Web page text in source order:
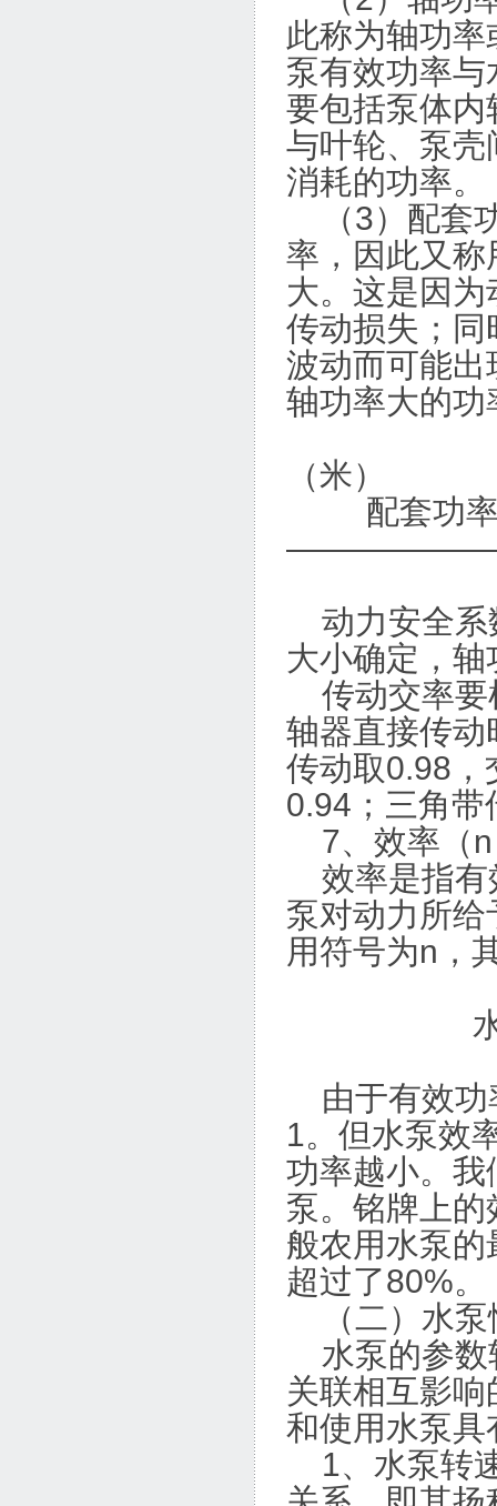
此称为轴功
泵有效功率
要包括泵体
与叶轮、泵
消耗的功率。
（3）配套
率，因此又
大。这是因
传动损失；
波动而可能
轴功率大的
（米）
配套功率
动力安全系
大小确定，
传动交率要
轴器直接传
传动取0.98，
0.94；三角带
7、效率（n
效率是指有
泵对动力所
用符号为n，
水泵效
由于有效功
1。但水泵效
功率越小。
泵。铭牌上
般农用水泵
超过了80%。
（二）水泵
水泵的参数
关联相互影
和使用水泵
1、水泵转